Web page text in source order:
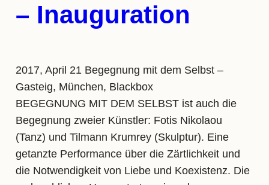
– Inauguration
2017, April 21 Begegnung mit dem Selbst –
Gasteig, München, Blackbox
BEGEGNUNG MIT DEM SELBST ist auch die
Begegnung zweier Künstler: Fotis Nikolaou
(Tanz) und Tilmann Krumrey (Skulptur). Eine
getanzte Performance über die Zärtlichkeit und
die Notwendigkeit von Liebe und Koexistenz. Die